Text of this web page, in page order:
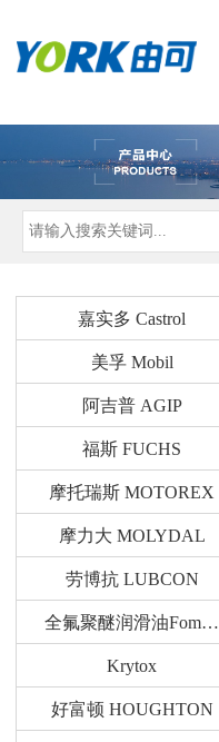
嘉实多 Castrol
美孚 Mobil
阿吉普 AGIP
福斯 FUCHS
摩托瑞斯 MOTOREX
摩力大 MOLYDAL
劳博抗 LUBCON
全氟聚醚润滑油Fomblin
Krytox
好富顿 HOUGHTON